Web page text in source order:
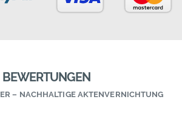
BEWERTUNGEN
– NACHHALTIGE AKTENVERNICHTUNG